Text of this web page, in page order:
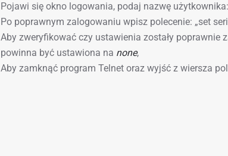
Pojawi się okno logowania, podaj nazwę
Po poprawnym zalogowaniu wpisz polecenie: „set
Aby zweryfikować czy ustawienia zostały poprawnie
powinna być ustawiona na none,
Aby zamknąć program Telnet oraz wyjść z wiersza